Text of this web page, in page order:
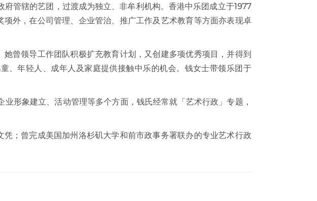
管辖的艺团，过渡成为独立、非牟利机构。香港中乐团成立于1977
外，在公司管理、企业管治、推广工作及艺术教育等方面亦表现卓
曾领导工作团队积极扩充教育计划，又创建多项优秀项目，并得到
、年轻人、成年人及家庭提供接触中乐的机会。钱女士带领乐团于
形象建立、活动管理等多个方面，钱氏经常就「艺术行政」专题，
；曾完成美国加州洛杉矶大学和前市政事务署联办的专业艺术行政